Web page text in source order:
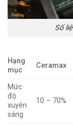
Số
Hạng
mục
Ceramax
Mức
độ
xuyên
sáng
10 – 70%